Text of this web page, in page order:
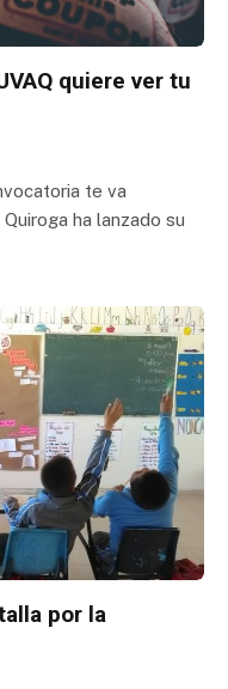
quiere ver tu
te va
ha lanzado su
por la